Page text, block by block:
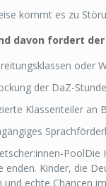
kommt es zu
davon fordert
oder
der DaZ-
Klassenteiler an
PoolDie
enden. Kinder, die
und echte Chancen